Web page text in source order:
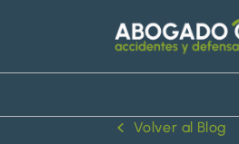
Volver al Blog